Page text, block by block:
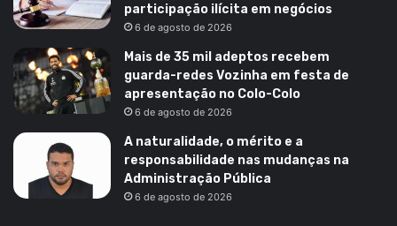
participação ilícita em negócios
6 de agosto de 2026
Mais de 35 mil adeptos recebem
guarda-redes Vozinha em festa de
apresentação no Colo-Colo
6 de agosto de 2026
A naturalidade, o mérito e a
responsabilidade nas mudanças na
Administração Pública
6 de agosto de 2026